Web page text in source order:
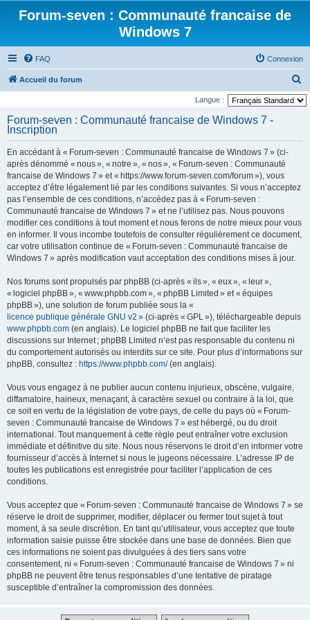
Forum-seven : Communauté francaise de
Windows 7
FAQ Connexion
Accueil du forum
e
Langue :
Forum-seven : Communauté francaise de Windows 7 -
Inscription
En accédant à « Forum-seven : Communauté francaise de Windows 7 » (ci-
après dénommé « nous », « notre », « nos », « Forum-seven : Communauté
francaise de Windows 7 » et « https://www.forum-seven.com/forum »), vous
acceptez d’être légalement lié par les conditions suivantes. Si vous n’acceptez
pas l’ensemble de ces conditions, n’accédez pas à « Forum-seven :
Communauté francaise de Windows 7 » et ne l’utilisez pas. Nous pouvons
modifier ces conditions à tout moment et nous ferons de notre mieux pour vous
en informer. Il vous incombe toutefois de consulter régulièrement ce document,
car votre utilisation continue de « Forum-seven : Communauté francaise de
Windows 7 » après modification vaut acceptation des conditions mises à jour.
Nos forums sont propulsés par phpBB (ci-après « ils », « eux », « leur »,
« logiciel phpBB », « www.phpbb.com », « phpBB Limited » et « équipes
phpBB »), une solution de forum publiée sous la «
licence publique générale GNU v2 » (ci-après « GPL »), téléchargeable depuis
www.phpbb.com (en anglais). Le logiciel phpBB ne fait que faciliter les
discussions sur Internet ; phpBB Limited n’est pas responsable du contenu ni
du comportement autorisés ou interdits sur ce site. Pour plus d’informations sur
phpBB, consultez : https://www.phpbb.com/(en anglais).
Vous vous engagez à ne publier aucun contenu injurieux, obscène, vulgaire,
diffamatoire, haineux, menaçant, à caractère sexuel ou contraire à la loi, que
ce soit en vertu de la législation de votre pays, de celle du pays où « Forum-
seven : Communauté francaise de Windows 7 » est hébergé, ou du droit
international. Tout manquement à cette règle peut entraîner votre exclusion
immédiate et définitive du site. Nous nous réservons le droit d’en informer votre
fournisseur d’accès à Internet si nous le jugeons nécessaire. L’adresse IP de
toutes les publications est enregistrée pour faciliter l’application de ces
conditions.
Vous acceptez que « Forum-seven : Communauté francaise de Windows 7 » se
réserve le droit de supprimer, modifier, déplacer ou fermer tout sujet à tout
moment, à sa seule discrétion. En tant qu’utilisateur, vous acceptez que toute
information saisie puisse être stockée dans une base de données. Bien que
ces informations ne soient pas divulguées à des tiers sans votre
consentement, ni « Forum-seven : Communauté francaise de Windows 7 » ni
phpBB ne peuvent être tenus responsables d’une tentative de piratage
susceptible d’entraîner la compromission des données.